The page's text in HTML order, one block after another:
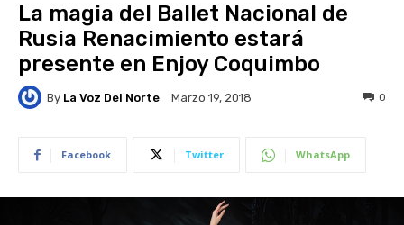
La magia del Ballet Nacional de
Rusia Renacimiento estará
presente en Enjoy Coquimbo
By La Voz Del Norte Marzo 19, 2018 0
Facebook Twitter WhatsApp